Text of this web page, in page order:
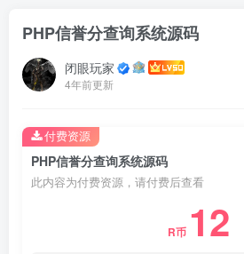
PHP信誉分查询系统源码
闭眼玩家
4年前更新
PHP信誉分查询系统源码
此内容为付费资源，请付费后查看
R币 12
付费资源